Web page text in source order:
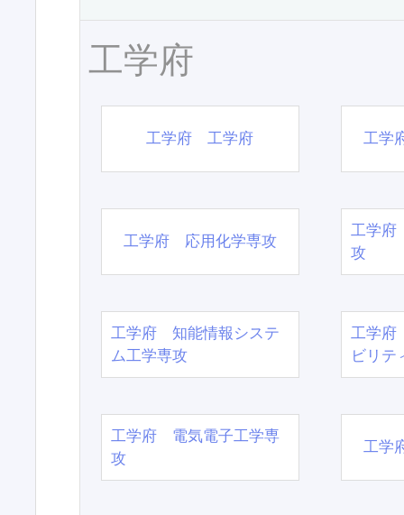
工学府
工学府 工学府 工学
工学府 応用化学専攻
工学府
攻
工学府 知能情報システ
ム工学専攻
工学府
ビリテ
工学府 電気電子工学専
攻
工学